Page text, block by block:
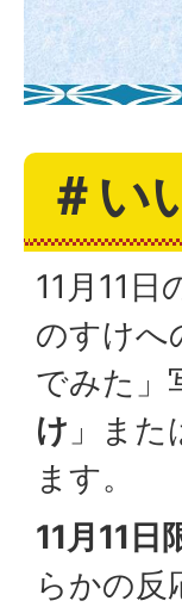
＃い
11月11
のすけへ
でみた」
け 」また
ます。
11月11日
らかの反